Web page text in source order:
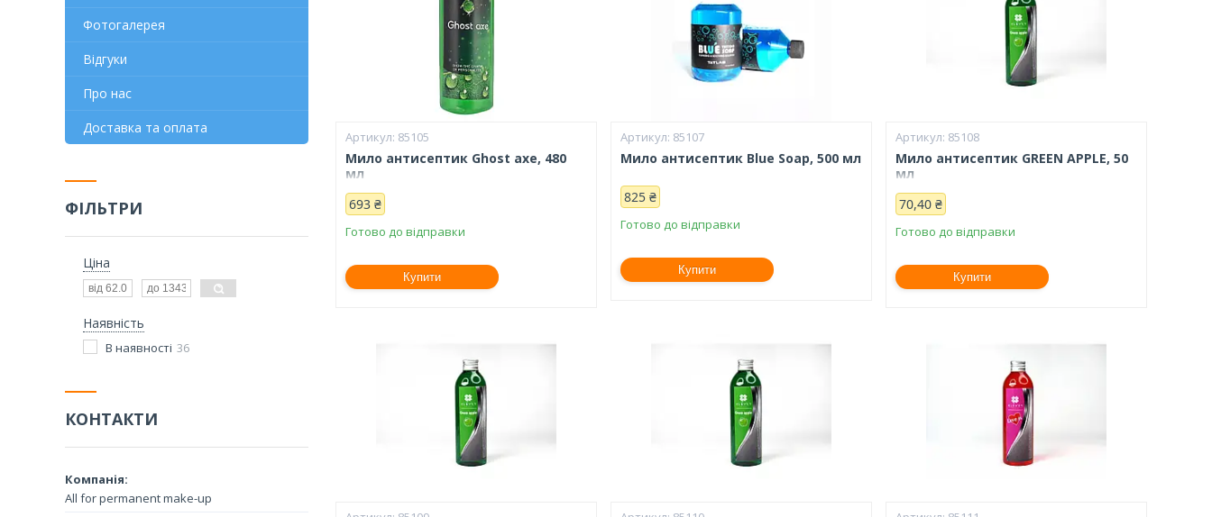
85105
Мило антисептик Ghost axe, 480
мл
693 ₴
Готово до відправки
Купити
85107
Мило антисептик Blue Soap, 500 мл
825 ₴
Готово до відправки
Купити
85108
Мило антисептик GREEN APPLE, 50
мл
70,40 ₴
Готово до відправки
Купити
Фотогалерея
Відгуки
Про нас
Доставка та оплата
ФІЛЬТРИ
Ціна
Наявність
В наявності 36
КОНТАКТИ
All for permanent make-up